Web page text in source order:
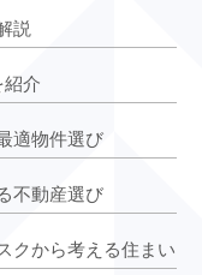
説
紹介
適物件選び
不動産選び
クから考える住まい